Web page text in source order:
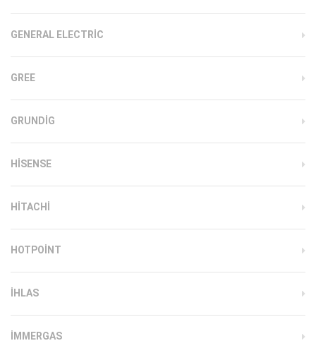
GENERAL ELECTRIC
GREE
GRUNDIG
HISENSE
HITACHI
HOTPOINT
IHLAS
İMMERGAS